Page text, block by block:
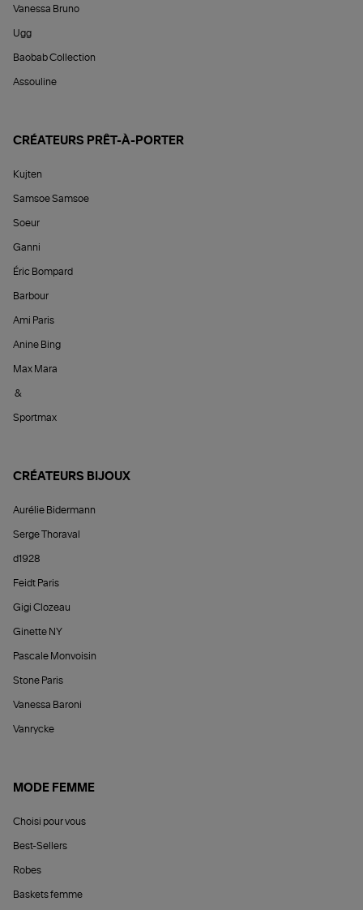
Vanessa Bruno
Ugg
Baobab Collection
Assouline
CRÉATEURS PRÊT-À-PORTER
Kujten
Samsoe Samsoe
Soeur
Ganni
Éric Bompard
Barbour
Ami Paris
Anine Bing
Max Mara
&
Sportmax
CRÉATEURS BIJOUX
Aurélie Bidermann
Serge Thoraval
d1928
Feidt Paris
Gigi Clozeau
Ginette NY
Pascale Monvoisin
Stone Paris
Vanessa Baroni
Vanrycke
MODE FEMME
Choisi pour vous
Best-Sellers
Robes
Baskets femme